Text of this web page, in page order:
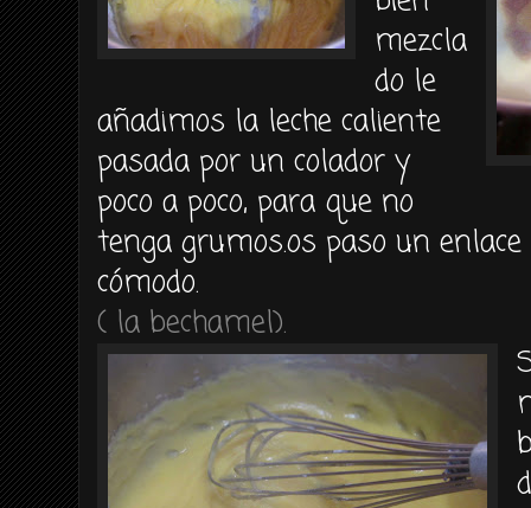
mezcla
do le
añadimos la leche caliente
pasada por un colador y
poco a poco, para que no
tenga grumos.os paso un
cómodo.
( la bechamel).